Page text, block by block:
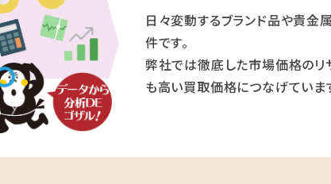
日々変動するブランド品や貴金
件です。
弊社では徹底した市場価格のリ
も高い買取価格につなげていま